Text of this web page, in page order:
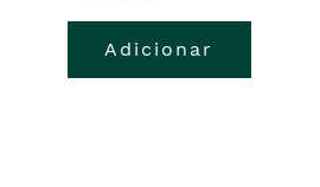
Adicionar